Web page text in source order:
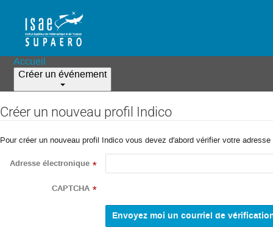
Accueil
Créer un événement
Créer un nouveau profil Indico
Pour créer un nouveau profil Indico vous devez d'abord vérifier votre
Adresse électronique *
CAPTCHA *